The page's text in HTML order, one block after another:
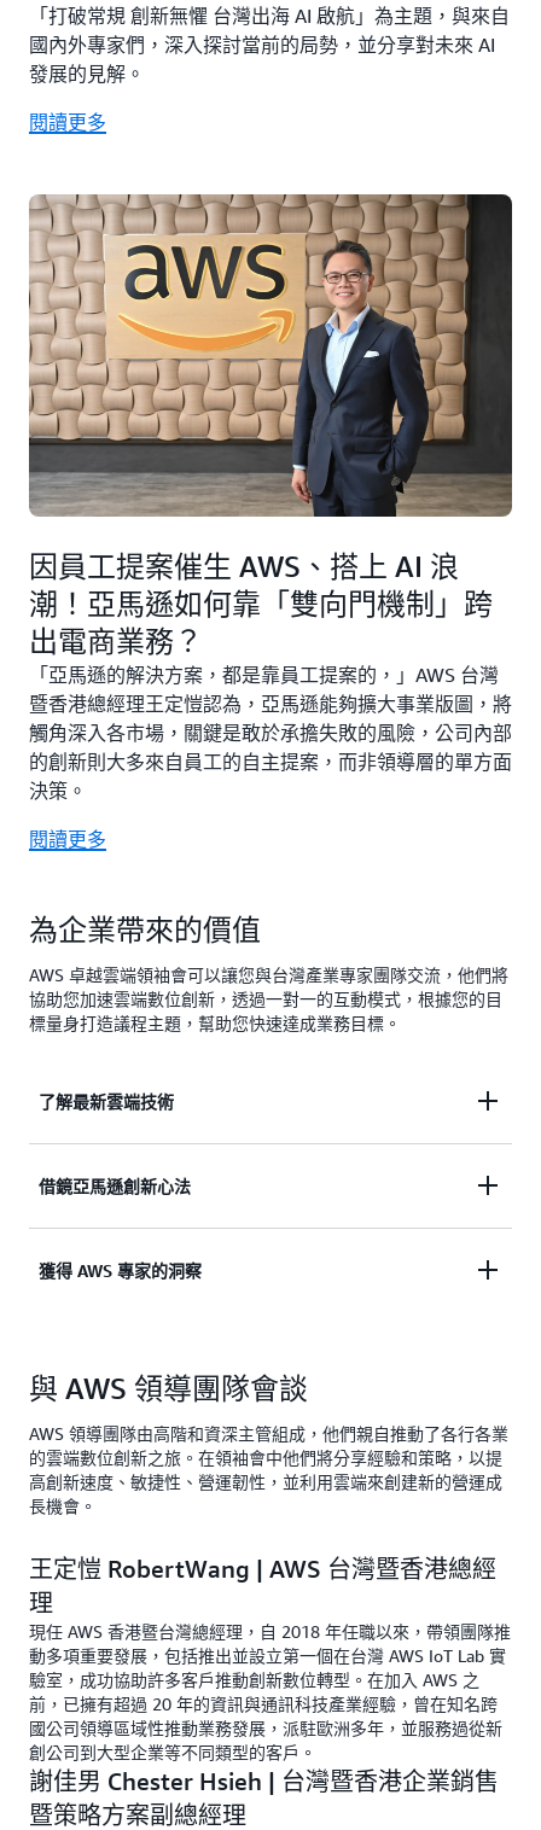
「打破常規 創新無懼 台灣出海 AI 啟航」為主題，與來自
國內外專家們，深入探討當前的局勢，並分享對未來 AI
發展的見解。
閱讀更多
因員工提案催生 AWS、搭上 AI 浪
潮！亞馬遜如何靠「雙向門機制」跨
出電商業務？
「亞馬遜的解決方案，都是靠員工提案的，」AWS 台灣
暨香港總經理王定愷認為，亞馬遜能夠擴大事業版圖，將
觸角深入各市場，關鍵是敢於承擔失敗的風險，公司內部
的創新則大多來自員工的自主提案，而非領導層的單方面
決策。
閱讀更多
為企業帶來的價值
AWS 卓越雲端領袖會可以讓您與台灣產業專家團隊交流，他們將
協助您加速雲端數位創新，透過一對一的互動模式，根據您的目
標量身打造議程主題，幫助您快速達成業務目標。
了解最新雲端技術
雲端技術和生成式 AI 應用，討論出可解決企業現有
問題的執行計畫。
借鏡亞馬遜創新心法
遜是如何運用逆向工作法 (Working Backwards)、雲
獲得 AWS 專家的洞察
察，發掘潛在商業合作機會。
與 AWS 領導團隊會談
AWS 領導團隊由高階和資深主管組成，他們親自推動了各行各業
的雲端數位創新之旅。在領袖會中他們將分享經驗和策略，以提
高創新速度、敏捷性、營運韌性，並利用雲端來創建新的營運成
長機會。
王定愷 RobertWang | AWS 台灣暨香港總經
理
現任 AWS 香港暨台灣總經理，自 2018 年任職以來，帶領團隊推
動多項重要發展，包括推出並設立第一個在台灣 AWS IoT Lab 實
驗室，成功協助許多客戶推動創新數位轉型。在加入 AWS 之
前，已擁有超過 20 年的資訊與通訊科技產業經驗，曾在知名跨
國公司領導區域性推動業務發展，派駐歐洲多年，並服務過從新
創公司到大型企業等不同類型的客戶。
謝佳男 Chester Hsieh | 台灣暨香港企業銷售
暨策略方案副總經理